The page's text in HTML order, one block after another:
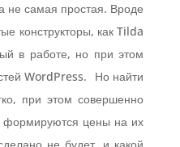
не самая простая. Вроде
конструкторы, как Tilda
в работе, но при этом
WordPress. Но найти
при этом совершенно
формируются цены на их